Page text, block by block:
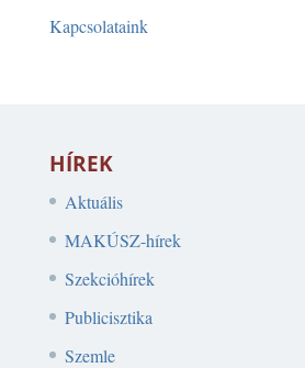
Kapcsolataink
HÍREK
Aktuális
MAKÚSZ-hírek
Szekcióhírek
Publicisztika
Szemle